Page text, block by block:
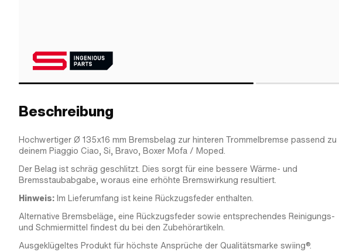
Beschreibung
Hochwertiger Ø 135x16 mm Bremsbelag zur hinteren Trommelbremse passend zu
deinem Piaggio Ciao, Si, Bravo, Boxer Mofa / Moped.
Der Belag ist schräg geschlitzt. Dies sorgt für eine bessere Wärme- und
Bremsstaubabgabe, woraus eine erhöhte Bremswirkung resultiert.
Hinweis: Im Lieferumfang ist keine Rückzugsfeder enthalten.
Alternative Bremsbeläge, eine Rückzugsfeder sowie entsprechendes Reinigungs-
und Schmiermittel findest du bei den Zubehörartikeln.
Ausgeklügeltes Produkt für höchste Ansprüche der Qualitätsmarke swiing®.